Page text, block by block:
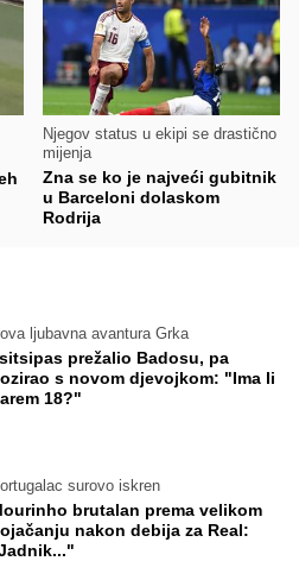
Njegov status u ekipi se drastično
mijenja
Zna se ko je najveći gubitnik
u Barceloni dolaskom
Rodrija
ljubavna avantura Grka
prežalio Badosu, pa
s novom djevojkom: "Ima li
18?"
surovo iskren
brutalan prema velikom
nakon debija za Real: